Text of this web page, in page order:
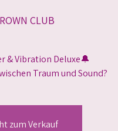
CLUB
& Vibration Deluxe🔔
Traum und Sound?
zum Verkauf